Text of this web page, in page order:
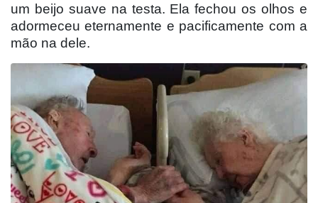
um beijo suave na testa. Ela fechou os olhos e
adormeceu eternamente e pacificamente com a
mão na dele.